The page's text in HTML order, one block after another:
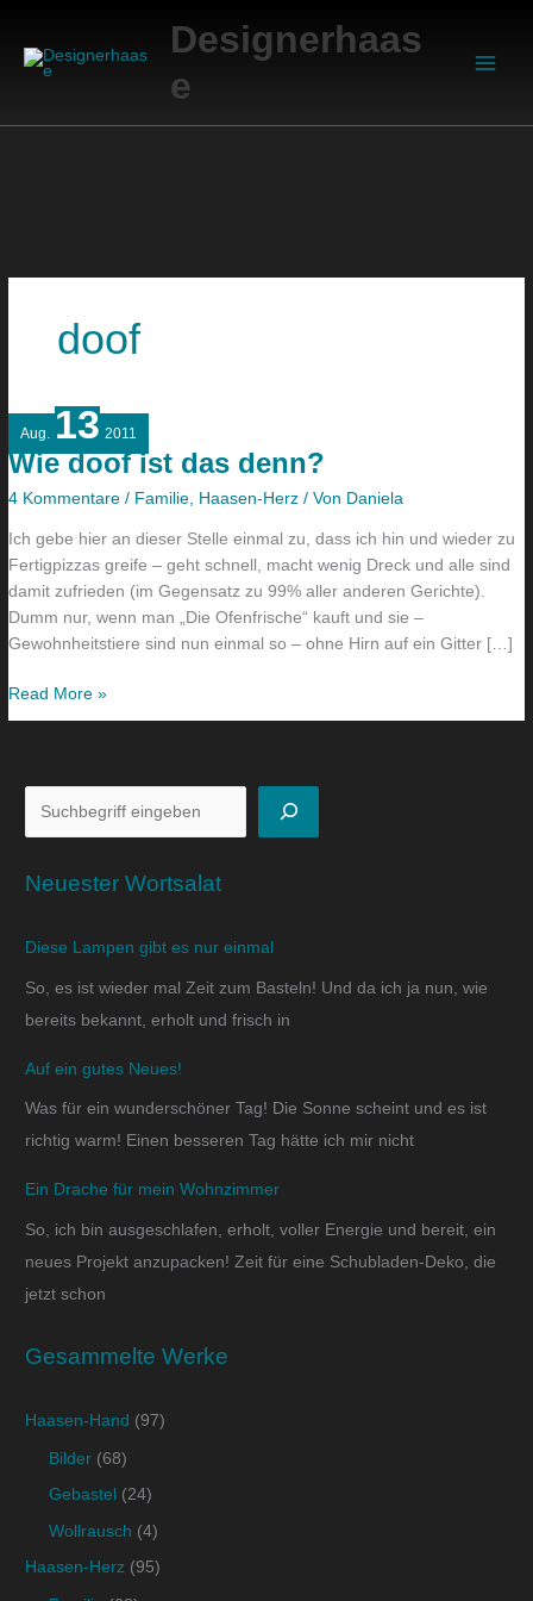
springen
Designerhaas
e
doof
Aug. 13 2011
Wie doof ist das denn?
4 Kommentare / Familie, Haasen-Herz / Von Daniela
Ich gebe hier an dieser Stelle einmal zu, dass ich hin und wieder zu
Fertigpizzas greife – geht schnell, macht wenig Dreck und alle sind
damit zufrieden (im Gegensatz zu 99% aller anderen Gerichte).
Dumm nur, wenn man „Die Ofenfrische“ kauft und sie –
Gewohnheitstiere sind nun einmal so – ohne Hirn auf ein Gitter […]
Wie
doof
ist
das
Read More »
Neuester Wortsalat
Diese Lampen gibt es nur einmal
So, es ist wieder mal Zeit zum Basteln! Und da ich ja nun, wie
bereits bekannt, erholt und frisch in
Auf ein gutes Neues!
Was für ein wunderschöner Tag! Die Sonne scheint und es ist
richtig warm! Einen besseren Tag hätte ich mir nicht
Ein Drache für mein Wohnzimmer
So, ich bin ausgeschlafen, erholt, voller Energie und bereit, ein
neues Projekt anzupacken! Zeit für eine Schubladen-Deko, die
jetzt schon
Gesammelte Werke
Haasen-Hand (97)
Bilder (68)
Gebastel (24)
Wollrausch (4)
Haasen-Herz (95)